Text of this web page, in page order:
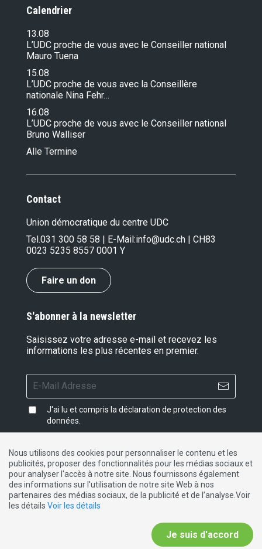
Calendrier
13.08
L’UDC proche de vous avec le Conseiller national
Mauro Tuena
15.08
L’UDC proche de vous avec la Conseillère
nationale Nina Fehr…
16.08
L’UDC proche de vous avec le Conseiller national
Bruno Walliser
Alle Termine
Contact
Union démocratique du centre UDC
Tel.031 300 58 58 | E-Mail:info@udc.ch | CH83
0023 5235 8557 0001 Y
Faire un don
S'abonner à la newsletter
Saisissez votre adresse e-mail et recevez les
informations les plus récentes en premier.
J'ai lu et compris la déclaration de protection des
données
Impressum| Protection des données|Contact
DE FR IT
Nous utilisons des cookies pour personnaliser le contenu et les
publicités, proposer des fonctionnalités pour les médias sociaux et
pour analyser l'accès à notre site. Nous fournissons également
des informations sur l'utilisation de notre site Web à nos
partenaires des médias sociaux, de la publicité et de l’analyse.Voir
les détails Voir les détails
Je suis d'accord